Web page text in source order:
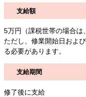
支給額
5万円（課税世帯の場合は
ただし、修業開始日およ
る必要があります。
支給期間
修了後に支給